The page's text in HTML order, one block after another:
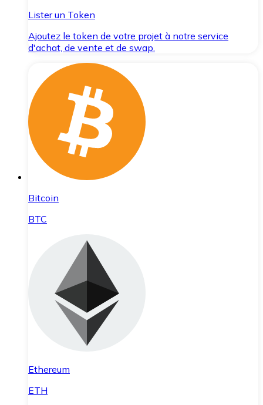
Lister un Token
Ajoutez le token de votre projet à notre service
d'achat, de vente et de swap.
Bitcoin
BTC
Ethereum
ETH